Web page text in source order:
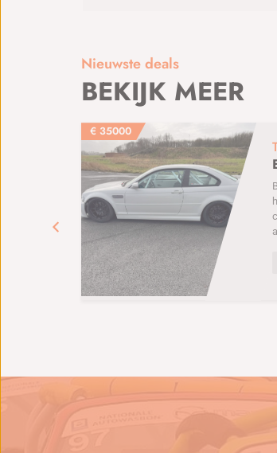
Nieuwste deals
BEKIJK MEER
€ 35000